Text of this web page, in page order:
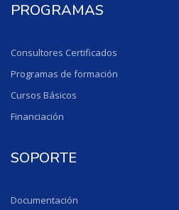
PROGRAMAS
Consultores Certificados
Programas de formación
Cursos Básicos
Financiación
SOPORTE
Documentación